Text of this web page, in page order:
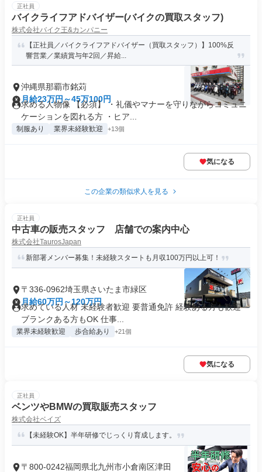
正社員
バイクライフアドバイザー(バイクの買取スタッフ)
株式会社バイク王&カンパニー
【正社員／バイクライフアドバイザー（買取スタッフ）】100%反
響営業／業績賞与年2回／昇給...
沖縄県那覇市銘苅
月給23万円～45万100円
求める人物像 【必須】 ・礼儀やマナーを守りながらコミュニ
ケーションを図れる方 ・ヒア...
制服あり 業界未経験歓迎 +13個
気になる
この企業の類似求人を見る
正社員
中古車の販売スタッフ 店舗での案内中心
株式会社TaurosJapan
新部署メンバー募集！未経験スタートも月収100万円以上可！
〒336-0962埼玉県さいたま市緑区
月給60万円～120万円
求めている人材 未経験者歓迎 要普通免許 経験ある方も歓迎
ブランクある方もOK 仕事...
業界未経験歓迎 歩合給あり +21個
気になる
正社員
ベンツやBMWの買取販売スタッフ
株式会社ベイズ
【未経験OK】半年研修でじっくり育成します。
〒800-0242福岡県北九州市小倉南区津田